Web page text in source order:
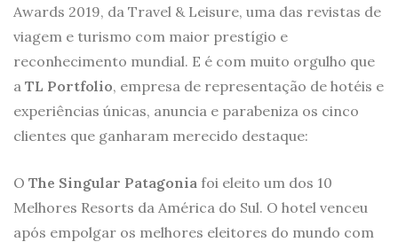
Awards 2019, da Travel & Leisure, uma das revistas de
viagem e turismo com maior prestígio e
reconhecimento mundial. E é com muito orgulho que
a TL Portfolio, empresa de representação de hotéis e
experiências únicas, anuncia e parabeniza os cinco
clientes que ganharam merecido destaque:
O The Singular Patagonia foi eleito um dos 10
Melhores Resorts da América do Sul. O hotel venceu
após empolgar os melhores eleitores do mundo com